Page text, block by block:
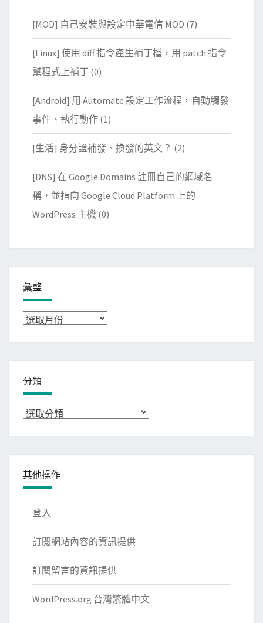
[MOD] 自己安裝與設定中華電信 MOD (7)
[Linux] 使用 diff 指令產生補丁檔，用 patch 指令
幫程式上補丁 (0)
[Android] 用 Automate 設定工作流程，自動觸發
事件、執行動作 (1)
[生活] 身分證補發、換發的英文？ (2)
[DNS] 在 Google Domains 註冊自己的網域名
稱，並指向 Google Cloud Platform 上的
WordPress 主機 (0)
彙整
彙
分類
分
其他操作
登入
訂閱網站內容的資訊提供
訂閱留言的資訊提供
WordPress.org 台灣繁體中文